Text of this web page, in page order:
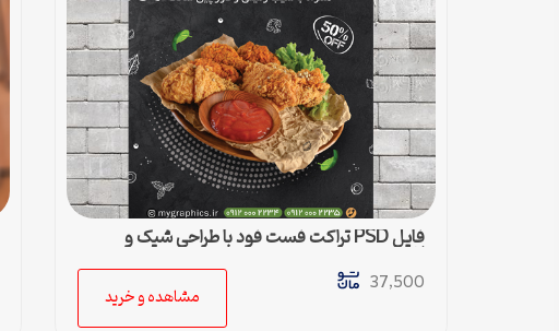
فایل PSD تراکت فست فود با طراحی شیک و
37,500
مشاهده و خرید